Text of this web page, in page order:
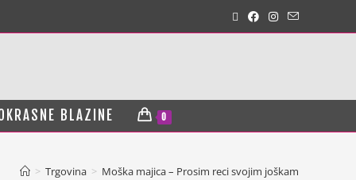
BLAZINE 0
> Trgovina > Moška majica – Prosim reci svojim joškam